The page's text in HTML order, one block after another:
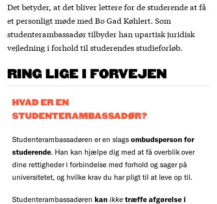
Det betyder, at det bliver lettere for de studerende at få
et personligt møde med Bo Gad Køhlert. Som
studenterambassadør tilbyder han upartisk juridisk
vejledning i forhold til studerendes studieforløb.
RING LIGE I FORVEJEN
HVAD ER EN
STUDENTERAMBASSADØR?
Studenterambassadøren er en slags ombudsperson for
studerende. Han kan hjælpe dig med at få overblik over
dine rettigheder i forbindelse med forhold og sager på
universitetet, og hvilke krav du har pligt til at leve op til.
Studenterambassadøren kan ikke træffe afgørelse i